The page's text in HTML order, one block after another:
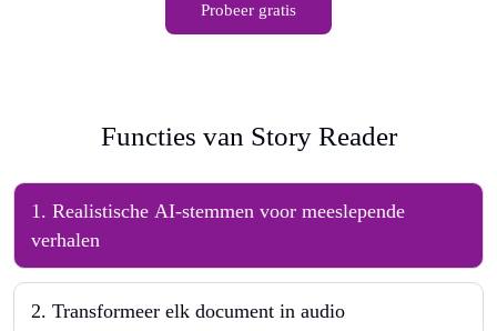
Probeer gratis
Functies van Story Reader
1. Realistische AI-stemmen voor meeslepende
verhalen
2. Transformeer elk document in audio